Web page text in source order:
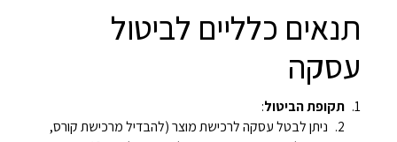
תנאים כלליים לביטול
עסקה
תקופת הביטול:
ניתן לבטל עסקה לרכישת מוצר (להבדיל מרכישת קורס,